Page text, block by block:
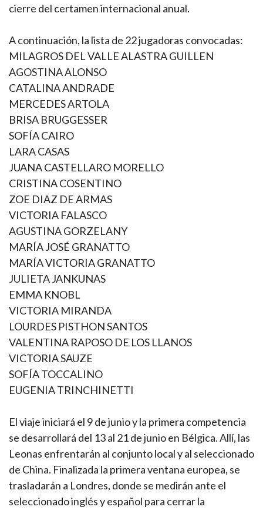
cierre del certamen internacional anual.
A continuación, la lista de 22 jugadoras convocadas:
MILAGROS DEL VALLE ALASTRA GUILLEN
AGOSTINA ALONSO
CATALINA ANDRADE
MERCEDES ARTOLA
BRISA BRUGGESSER
SOFÍA CAIRO
LARA CASAS
JUANA CASTELLARO MORELLO
CRISTINA COSENTINO
ZOE DIAZ DE ARMAS
VICTORIA FALASCO
AGUSTINA GORZELANY
MARÍA JOSÉ GRANATTO
MARÍA VICTORIA GRANATTO
JULIETA JANKUNAS
EMMA KNOBL
VICTORIA MIRANDA
LOURDES PISTHON SANTOS
VALENTINA RAPOSO DE LOS LLANOS
VICTORIA SAUZE
SOFÍA TOCCALINO
EUGENIA TRINCHINETTI
El viaje iniciará el 9 de junio y la primera competencia
se desarrollará del 13 al 21 de junio en Bélgica. Allí, las
Leonas enfrentarán al conjunto local y al seleccionado
de China. Finalizada la primera ventana europea, se
trasladarán a Londres, donde se medirán ante el
seleccionado inglés y español para cerrar la